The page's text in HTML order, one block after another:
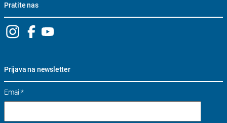
Pratite nas
Prijava na newsletter
Email *